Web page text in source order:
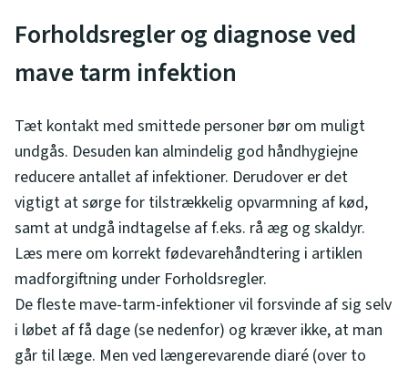
Forholdsregler og diagnose ved
mave tarm infektion
Tæt kontakt med smittede personer bør om muligt
undgås. Desuden kan almindelig god håndhygiejne
reducere antallet af infektioner. Derudover er det
vigtigt at sørge for tilstrækkelig opvarmning af kød,
samt at undgå indtagelse af f.eks. rå æg og skaldyr.
Læs mere om korrekt fødevarehåndtering i artiklen
madforgiftning under Forholdsregler.
De fleste mave-tarm-infektioner vil forsvinde af sig selv
i løbet af få dage (se nedenfor) og kræver ikke, at man
går til læge. Men ved længerevarende diaré (over to